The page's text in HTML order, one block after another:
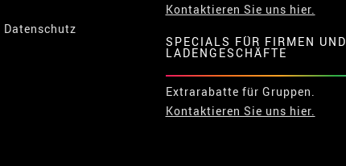
Datenschutz
Kontaktieren Sie uns hier.
SPECIALS FÜR FIRMEN UND
LADENGESCHÄFTE
Extrarabatte für Gruppen.
Kontaktieren Sie uns hier.